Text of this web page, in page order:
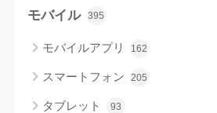
モバイル 395
モバイルアプリ 162
スマートフォン 205
タブレット 93